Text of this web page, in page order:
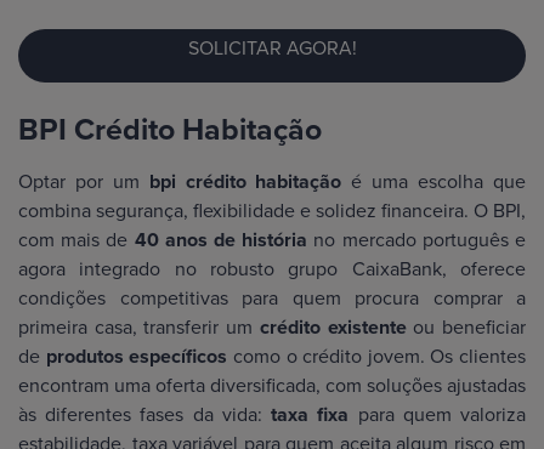
SOLICITAR AGORA!
BPI Crédito Habitação
Optar por um bpi crédito habitação é uma escolha que
combina segurança, flexibilidade e solidez financeira. O BPI,
com mais de 40 anos de história no mercado português e
agora integrado no robusto grupo CaixaBank, oferece
condições competitivas para quem procura comprar a
primeira casa, transferir um crédito existente ou beneficiar
de produtos específicos como o crédito jovem. Os clientes
encontram uma oferta diversificada, com soluções ajustadas
às diferentes fases da vida: taxa fixa para quem valoriza
estabilidade, taxa variável para quem aceita algum risco em